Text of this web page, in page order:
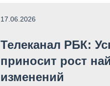
17.06.2026
Телеканал РБК:
приносит рост
изменений